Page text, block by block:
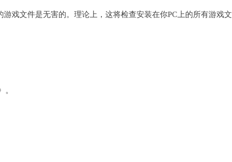
戏文件是无害的。理论上，这将检查安装在你PC上的所有游戏文
。